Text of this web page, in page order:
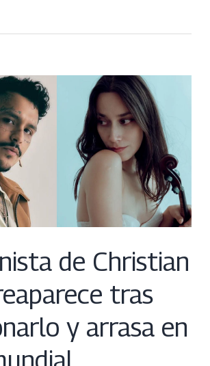
de Christian
tras
y arrasa en